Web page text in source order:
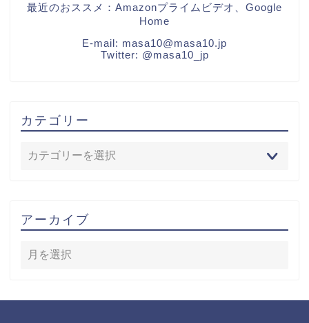
最近のおススメ：Amazonプライムビデオ、Google
Home
E-mail: masa10@masa10.jp
Twitter: @masa10_jp
カテゴリー
アーカイブ